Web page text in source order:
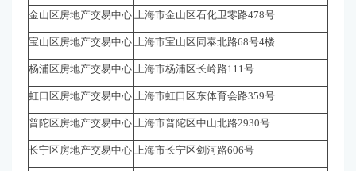
金山区房地产交易中心 上海市金山区石化卫零路478号
宝山区房地产交易中心 上海市宝山区同泰北路68号4楼
杨浦区房地产交易中心 上海市杨浦区长岭路111号
虹口区房地产交易中心 上海市虹口区东体育会路359号
普陀区房地产交易中心 上海市普陀区中山北路2930号
长宁区房地产交易中心 上海市长宁区剑河路606号